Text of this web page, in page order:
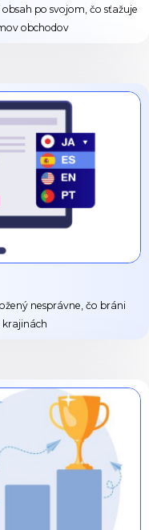
po svojom, čo sťažuje
obchodov
nesprávne, čo bráni
krajinách